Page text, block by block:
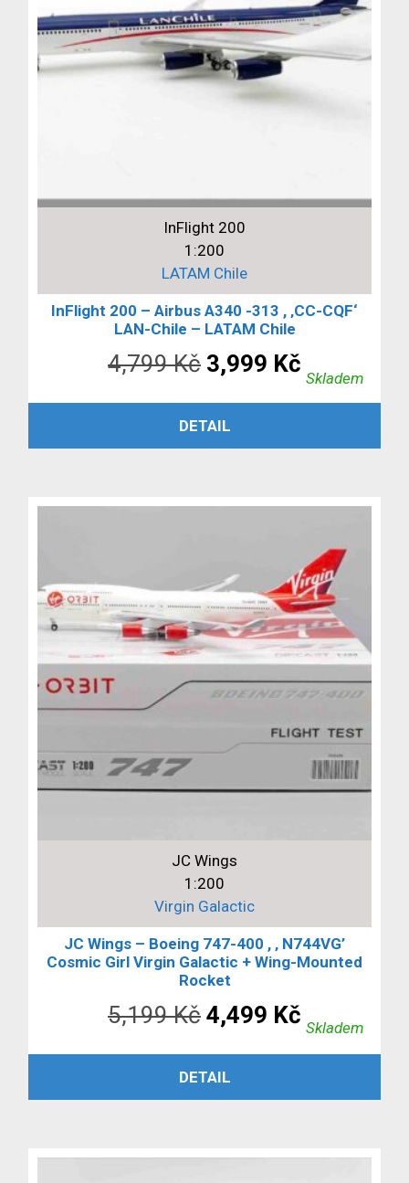
InFlight 200
1:200
LATAM Chile
InFlight 200 – Airbus A340 -313 , ‚CC-CQF‘
LAN-Chile – LATAM Chile
4,799Kč Původní
cena
byla:
3,999 Kč
cena
Skladem
PŘIDAT DO KOŠÍKU
DETAIL
JC Wings
1:200
Virgin Galactic
JC Wings – Boeing 747-400 , ‚ N744VG’
Cosmic Girl Virgin Galactic + Wing-Mounted
Rocket
5,199Kč Původní
cena
byla:
4,499 Kč
cena
Skladem
PŘIDAT DO KOŠÍKU
DETAIL